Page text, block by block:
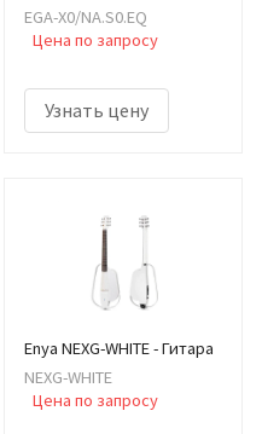
EGA-X0/NA.S0.EQ
Цена по запросу
Узнать цену
Enya NEXG-WHITE - Гитара
NEXG-WHITE
Цена по запросу